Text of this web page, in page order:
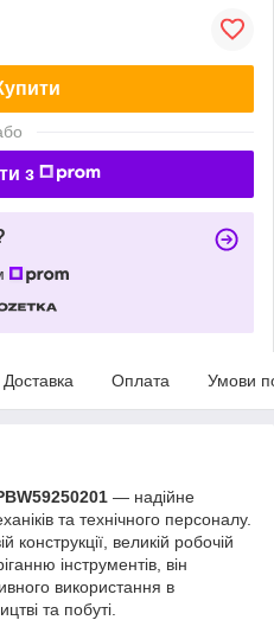
з
Доставка Оплата Умови
— надійне
та технічного персоналу.
конструкції, великій робочій
інструментів, він
використання в
та побуті.